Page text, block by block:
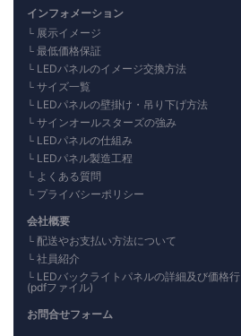
インフォメーション
展示イメージ
最低価格保証
LEDパネルのイメージ交換方法
サイズ一覧
LEDパネルの壁掛け・吊り下げ方法
サインオールスターズの強み
LEDパネルの仕組み
LEDパネル製造工程
よくある質問
プライバシーポリシー
会社概要
配送やお支払い方法について
社員紹介
LEDバックライトパネルの詳細及び価格行
(pdfファイル)
お問合せフォーム